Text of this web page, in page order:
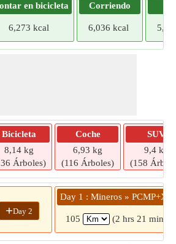
en bicicleta
6,273 kcal
Corriendo
6,036 kcal
Bicicleta
8,14 kg
Árboles)
Coche
6,93 kg
(116 Árboles)
SUV
9,4 kg
(158
+Day 2
Day 1 : Mineros »
105 (2 hrs 21 mins)